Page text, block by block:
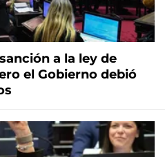
a la ley de
el Gobierno debió